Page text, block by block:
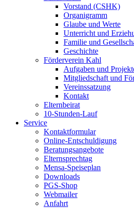
Vorstand (CSHK)
Organigramm
Glaube und Werte
Unterricht und
Familie und
Geschichte
Förderverein Kahl
Aufgaben und
Mitgliedschaft und
Vereinssatzung
Kontakt
Elternbeirat
10-Stunden-Lauf
Service
Kontaktformular
Online-Entschuldigung
Beratungsangebote
Elternsprechtag
Mensa-Speiseplan
Downloads
PGS-Shop
Webmailer
Anfahrt